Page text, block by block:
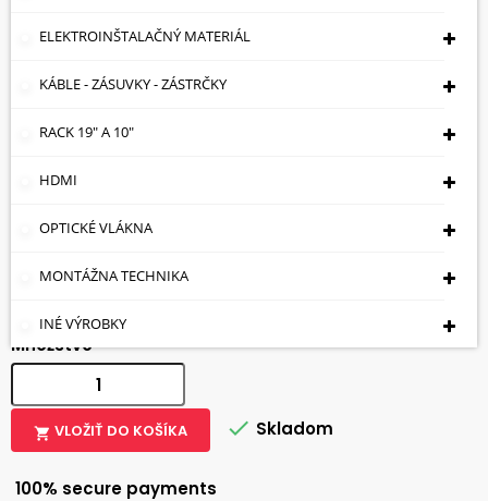
ELEKTROINŠTALAČNÝ MATERIÁL
KÁBLE - ZÁSUVKY - ZÁSTRČKY
RACK 19" A 10"
HDMI
OPTICKÉ VLÁKNA
MONTÁŽNA TECHNIKA
INÉ VÝROBKY
ENERGIZER
Lítiová batéria Energizer;V balen : 2 ks. Cena za balenie ;
1,97 €
Množstvo
 VLOŽIŤ DO KOŠÍKA  Skladom
100% secure payments